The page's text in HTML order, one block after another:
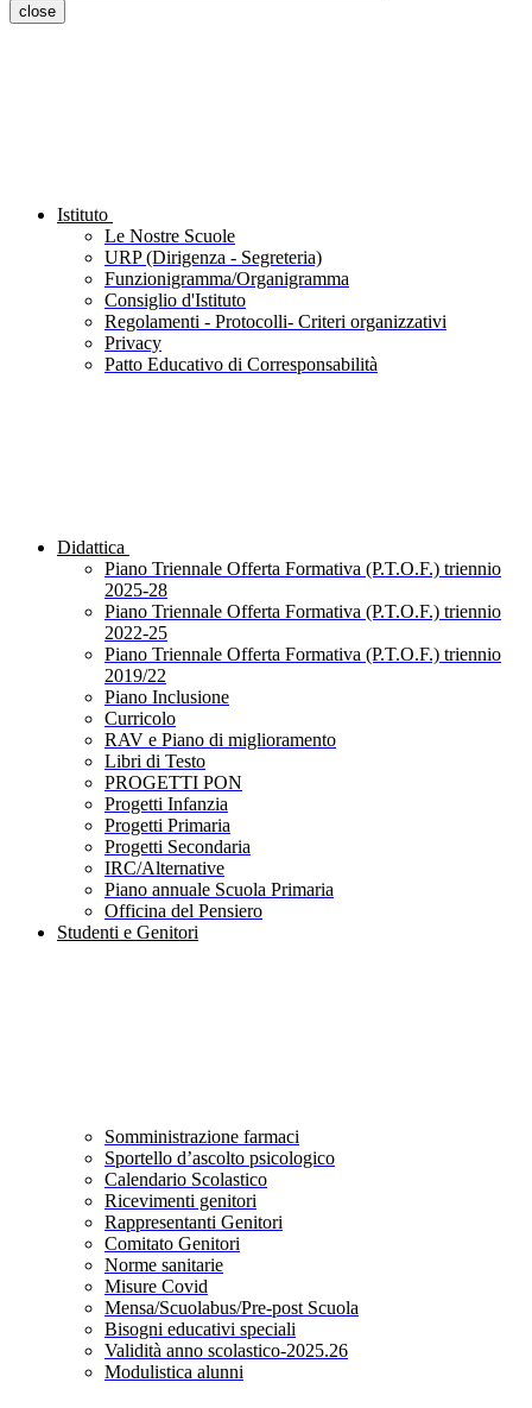
close
Istituto
Le Nostre Scuole
URP (Dirigenza - Segreteria)
Funzionigramma/Organigramma
Consiglio d'Istituto
Regolamenti - Protocolli- Criteri organizzativi
Privacy
Patto Educativo di Corresponsabilità
Didattica
Piano Triennale Offerta Formativa (P.T.O.F.) triennio
2025-28
Piano Triennale Offerta Formativa (P.T.O.F.) triennio
2022-25
Piano Triennale Offerta Formativa (P.T.O.F.) triennio
2019/22
Piano Inclusione
Curricolo
RAV e Piano di miglioramento
Libri di Testo
PROGETTI PON
Progetti Infanzia
Progetti Primaria
Progetti Secondaria
IRC/Alternative
Piano annuale Scuola Primaria
Officina del Pensiero
Studenti e Genitori
Somministrazione farmaci
Sportello d’ascolto psicologico
Calendario Scolastico
Ricevimenti genitori
Rappresentanti Genitori
Comitato Genitori
Norme sanitarie
Misure Covid
Mensa/Scuolabus/Pre-post Scuola
Bisogni educativi speciali
Validità anno scolastico-2025.26
Modulistica alunni